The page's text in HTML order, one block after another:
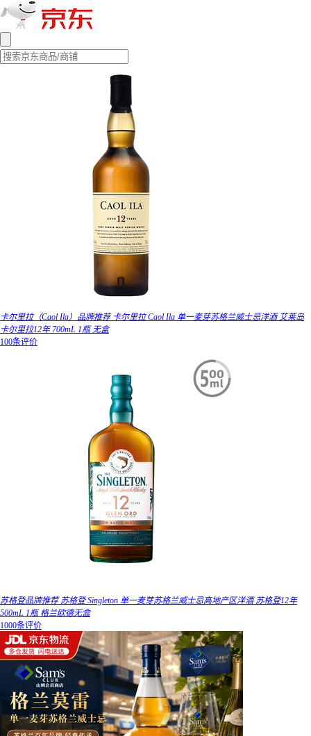
卡尔里拉（Caol Ila）品牌推荐 卡尔里拉 Caol Ila 单一麦芽苏格兰威士忌洋酒 艾莱岛
卡尔里拉12年 700mL 1瓶 无盒
100条评价
苏格登品牌推荐 苏格登 Singleton 单一麦芽苏格兰威士忌高地产区洋酒 苏格登12年
500mL 1瓶 格兰欧德无盒
1000条评价